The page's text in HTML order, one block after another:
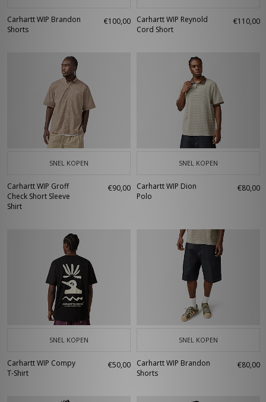
Carhartt WIP Brandon
Shorts
€100,00
Carhartt WIP Reynold
Cord Short
€110,00
SNEL KOPEN
Carhartt WIP Groff
Check Short Sleeve
Shirt
€90,00
SNEL KOPEN
Carhartt WIP Dion
Polo
€80,00
SNEL KOPEN
Carhartt WIP Compy
T-Shirt
€50,00
SNEL KOPEN
Carhartt WIP Brandon
Shorts
€80,00